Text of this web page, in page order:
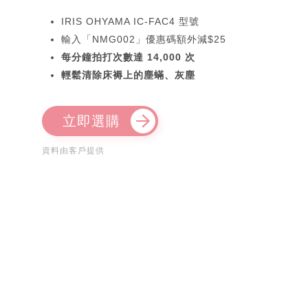
IRIS OHYAMA IC-FAC4 型號
輸入「NMG002」優惠碼額外減$25
每分鐘拍打次數達 14,000 次
輕鬆清除床褥上的塵蟎、灰塵
立即選購
資料由客戶提供